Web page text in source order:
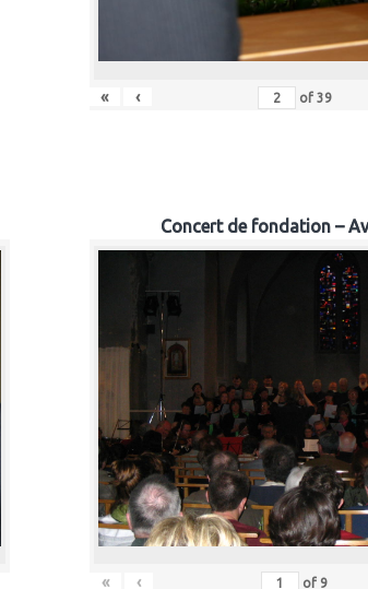
« ‹ of 39
Concert de fondation –
« ‹ of 9